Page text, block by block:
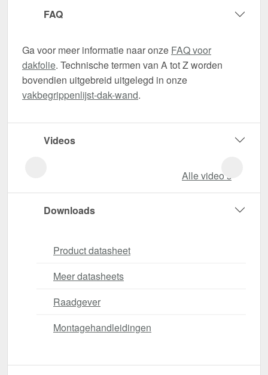
FAQ
Ga voor meer informatie naar onze FAQ voor
dakfolie. Technische termen van A tot Z worden
bovendien uitgebreid uitgelegd in onze
vakbegrippenlijst-dak-wand.
Videos
Alle video‘s
Downloads
Product datasheet
Meer datasheets
Raadgever
Montagehandleidingen